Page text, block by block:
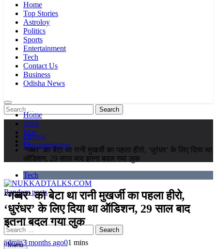
Home
Top Stories
Astroloy
Politics
Sports
Entertainment
Tech
Contact Us
Business
Odisha News
Search
for:
Demos
Documentation
NUKKADTALKS.COM
Galiyon Ki Awaaz Sansad Tak
Random posts
Search
for:
Menu
Home
2026
May
17
‘गब्बर’ का बेटा था रानी मुखर्जी का पहला हीरो, ‘धुरंधर’ के लिए दिया था
ऑडिशन, 29 साल बाद इतना बदल गया लुक
Tech
‘गब्बर’ का बेटा था रानी मुखर्जी का पहला हीरो,
‘धुरंधर’ के लिए दिया था ऑडिशन, 29 साल बाद
इतना बदल गया लुक
admin3 months ago01 mins